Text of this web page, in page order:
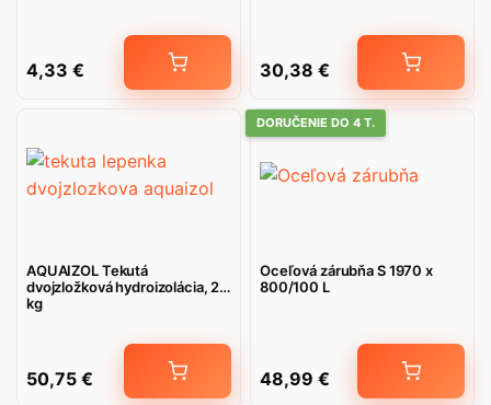
4,33 € 30,38 €
AQUAIZOL Tekutá
dvojzložková hydroizolácia, 20
kg
50,75 €
DORUČENIE DO 4 T.
Oceľová zárubňa S 1970 x
800/100 L
48,99 €